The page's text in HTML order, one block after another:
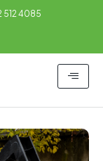
512 4085